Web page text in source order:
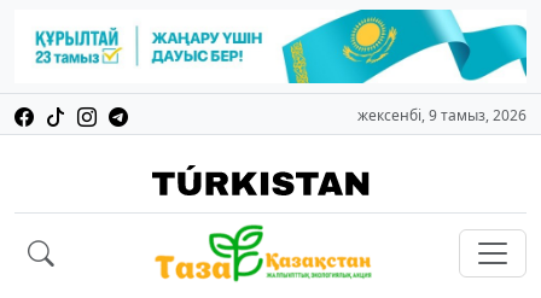
жексенбі, 9 тамыз, 2026